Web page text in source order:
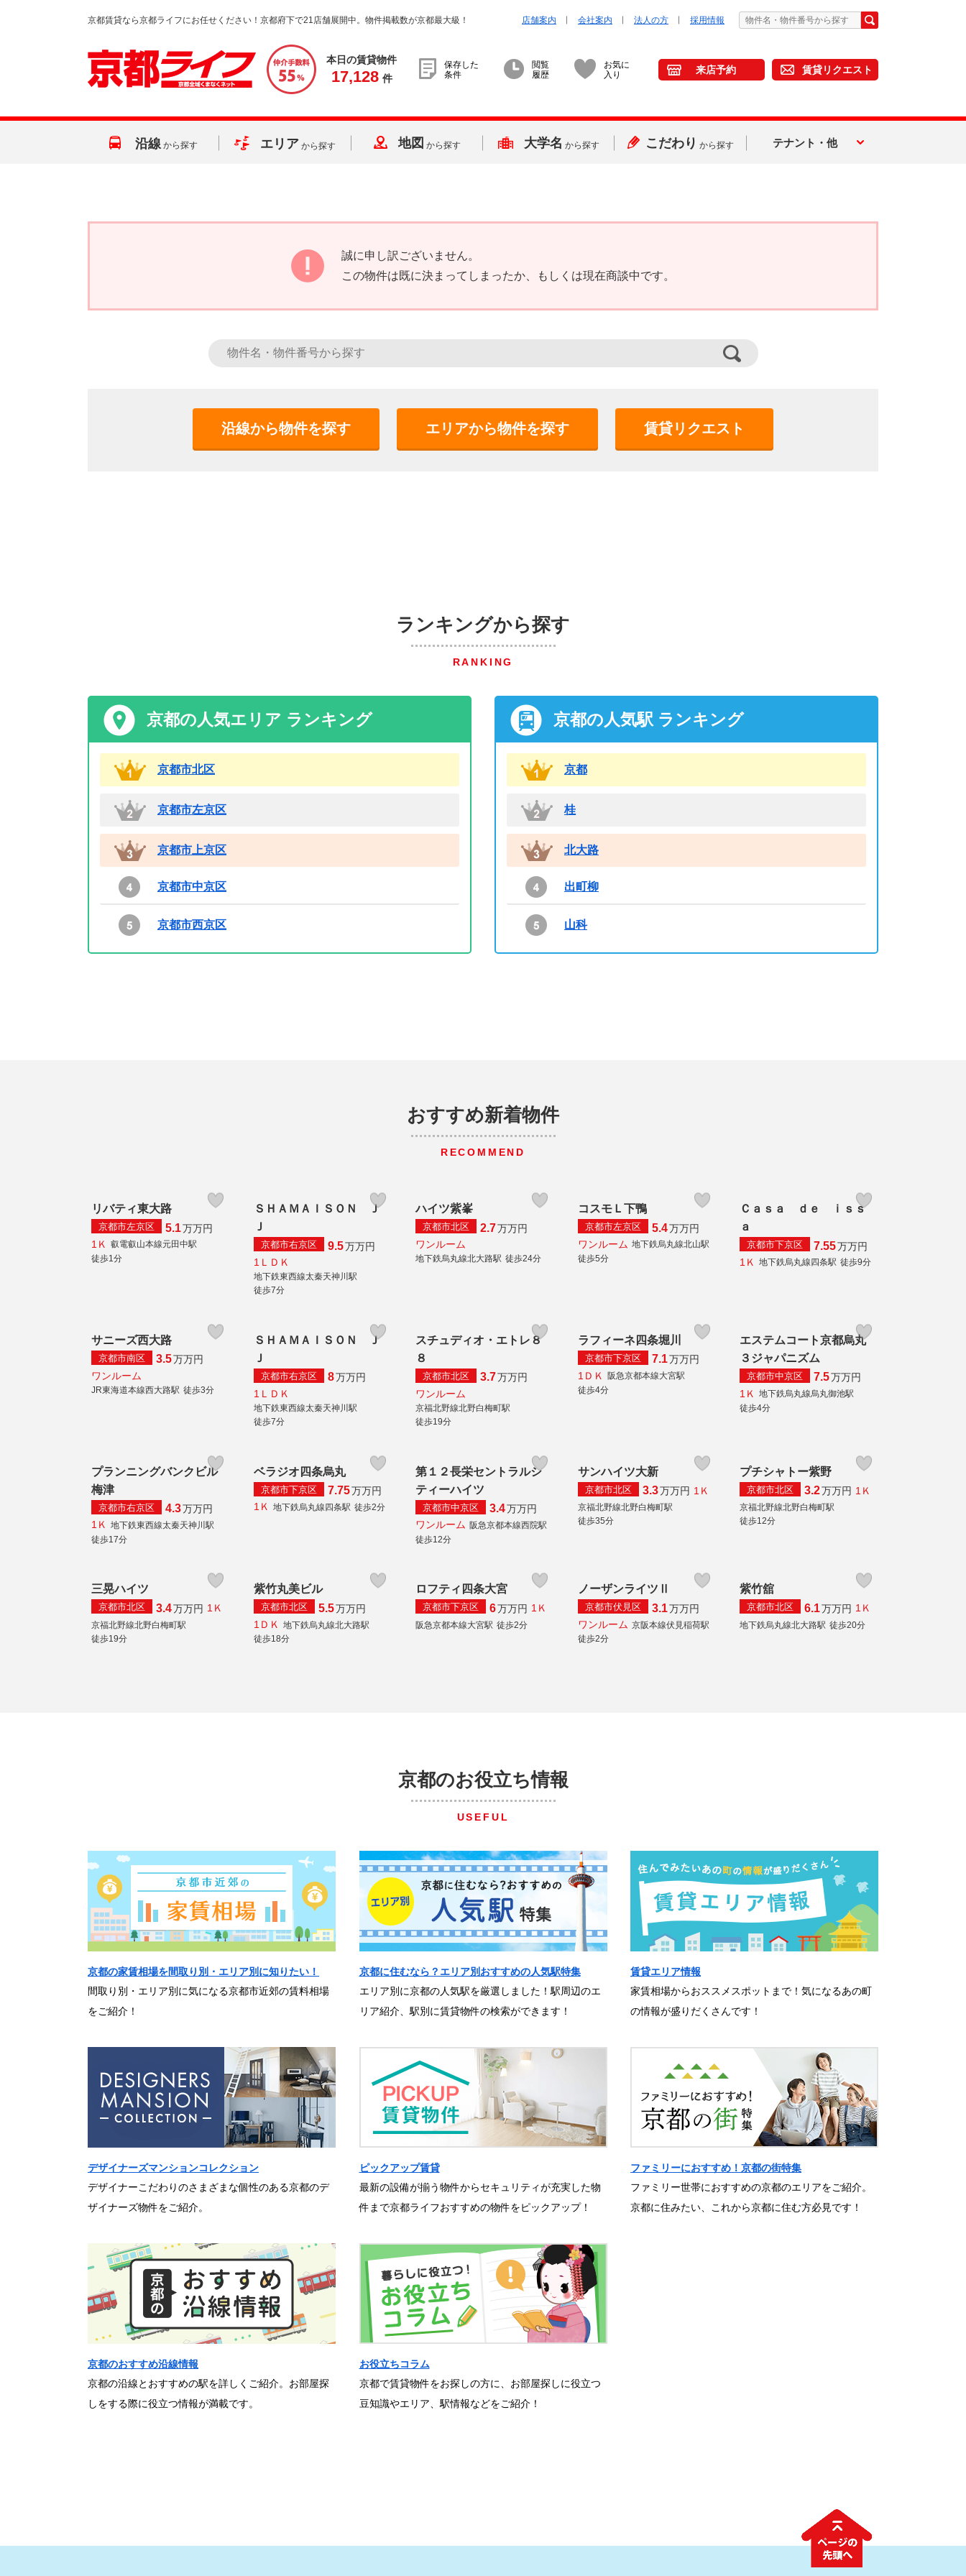
京都賃貸なら京都ライフにお任せください！京都府下で21店舗展開中。物件掲載数が京都最大級！ 店舗案内 会社案内 法人の方 採用情報
本日の賃貸物件
17,128 件
保存した
条件
閲覧
履歴
お気に
入り
来店予約 賃貸リクエスト
沿線 から探す エリア から探す 地図 から探す 大学名 から探す こだわり から探す テナント・他
誠に申し訳ございません。
この物件は既に決まってしまったか、もしくは現在商談中です。
沿線から物件を探す エリアから物件を探す 賃貸リクエスト
ランキングから探す
RANKING
京都の人気エリア ランキング
京都市北区
京都市左京区
京都市上京区
京都市中京区
京都市西京区
京都の人気駅 ランキング
京都
桂
北大路
出町柳
山科
おすすめ新着物件
RECOMMEND
リバティ東大路
京都市左京区 5.1万万円
1Ｋ
叡電叡山本線元田中駅
徒歩1分
ＳＨＡＭＡＩＳＯＮ Ｊ
Ｊ
京都市右京区 9.5万万円
1ＬＤＫ
地下鉄東西線太秦天神川駅
徒歩7分
ハイツ紫峯
京都市北区 2.7万万円
ワンルーム
地下鉄烏丸線北大路駅 徒歩24分
コスモＬ下鴨
京都市左京区 5.4万万円
ワンルーム 地下鉄烏丸線北山駅
徒歩5分
Ｃａｓａ ｄｅ ｉｓｓ
ａ
京都市下京区 7.55万万円
1Ｋ
地下鉄烏丸線四条駅 徒歩9分
サニーズ西大路
京都市南区 3.5万万円
ワンルーム
JR東海道本線西大路駅 徒歩3分
ＳＨＡＭＡＩＳＯＮ Ｊ
Ｊ
京都市右京区 8万万円
1ＬＤＫ
地下鉄東西線太秦天神川駅
徒歩7分
スチュディオ・エトレ８
８
京都市北区 3.7万万円
ワンルーム
京福北野線北野白梅町駅
徒歩19分
ラフィーネ四条堀川
京都市下京区 7.1万万円
1ＤＫ
阪急京都本線大宮駅
徒歩4分
エステムコート京都烏丸
３ジャパニズム
京都市中京区 7.5万万円
1Ｋ
地下鉄烏丸線烏丸御池駅
徒歩4分
プランニングバンクビル
梅津
京都市右京区 4.3万万円
1Ｋ 地下鉄東西線太秦天神川駅
徒歩17分
ベラジオ四条烏丸
京都市下京区 7.75万万円
1Ｋ 地下鉄烏丸線四条駅 徒歩2分
第１２長栄セントラルシ
ティーハイツ
京都市中京区 3.4万万円
ワンルーム 阪急京都本線西院駅
徒歩12分
サンハイツ大新
京都市北区 3.3万万円 1Ｋ
京福北野線北野白梅町駅
徒歩35分
プチシャトー紫野
京都市北区 3.2万万円 1Ｋ
京福北野線北野白梅町駅
徒歩12分
三晃ハイツ
京都市北区 3.4万万円 1Ｋ
京福北野線北野白梅町駅
徒歩19分
紫竹丸美ビル
京都市北区 5.5万万円
1ＤＫ
地下鉄烏丸線北大路駅
徒歩18分
ロフティ四条大宮
京都市下京区 6万万円 1Ｋ
阪急京都本線大宮駅 徒歩2分
ノーザンライツⅡ
京都市伏見区 3.1万万円
ワンルーム 京阪本線伏見稲荷駅
徒歩2分
紫竹舘
京都市北区 6.1万万円 1Ｋ
地下鉄烏丸線北大路駅 徒歩20分
京都のお役立ち情報
USEFUL
京都の家賃相場を間取り別・エリア別に知りたい！
間取り別・エリア別に気になる京都市近郊の賃料相場
をご紹介！
京都に住むなら？エリア別おすすめの人気駅特集
エリア別に京都の人気駅を厳選しました！駅周辺のエ
リア紹介、駅別に賃貸物件の検索ができます！
賃貸エリア情報
家賃相場からおススメスポットまで！気になるあの町
の情報が盛りだくさんです！
デザイナーズマンションコレクション
デザイナーこだわりのさまざまな個性のある京都のデ
ザイナーズ物件をご紹介。
ピックアップ賃貸
最新の設備が揃う物件からセキュリティが充実した物
件まで京都ライフおすすめの物件をピックアップ！
ファミリーにおすすめ！京都の街特集
ファミリー世帯におすすめの京都のエリアをご紹介。
京都に住みたい、これから京都に住む方必見です！
京都のおすすめ沿線情報
京都の沿線とおすすめの駅を詳しくご紹介。お部屋探
しをする際に役立つ情報が満載です。
お役立ちコラム
京都で賃貸物件をお探しの方に、お部屋探しに役立つ
豆知識やエリア、駅情報などをご紹介！